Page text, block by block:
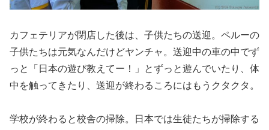
カフェテリアが閉店した後は、子供たちの送迎。ペルーの
子供たちは元気なんだけどヤンチャ。送迎中の車の中でず
っと「日本の遊び教えてー！」とずっと遊んでいたり、体
中を触ってきたり、送迎が終わるころにはもうクタクタ。
学校が終わると校舎の掃除。日本では生徒たちが掃除する